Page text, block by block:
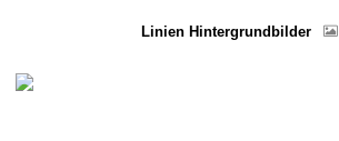
Linien Hintergrundbilder